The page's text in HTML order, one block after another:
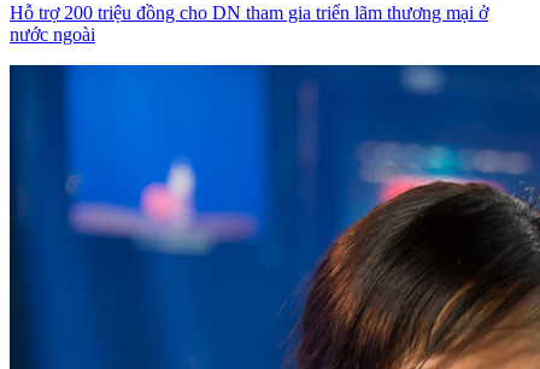
Hỗ trợ 200 triệu đồng cho DN tham gia triển lãm thương mại ở
nước ngoài